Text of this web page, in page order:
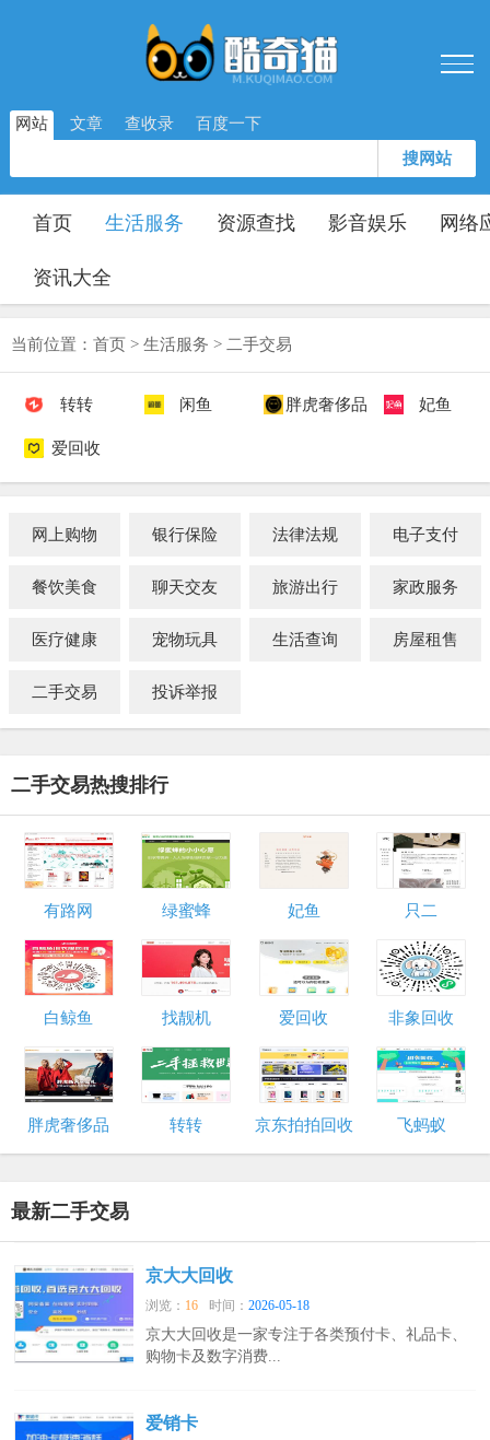
网站 文章 查收录 百度一下
搜网站
首页 生活服务 资源查找 影音娱乐 网络
资讯大全
当前位置： 首页 > 生活服务 > 二手交易
转转 闲鱼 胖虎奢侈品 妃鱼
爱回收
网上购物 银行保险 法律法规 电子支付
餐饮美食 聊天交友 旅游出行 家政服务
医疗健康 宠物玩具 生活查询 房屋租售
二手交易 投诉举报
二手交易热搜排行
有路网 绿蜜蜂 妃鱼 只二
白鲸鱼 找靓机 爱回收 非象回收
胖虎奢侈品 转转 京东拍拍回收 飞蚂蚁
最新二手交易
京大大回收
浏览： 16 时间：2026-05-18
京大大回收是一家专注于各类预付卡、礼品卡、
购物卡及数字消费...
爱销卡